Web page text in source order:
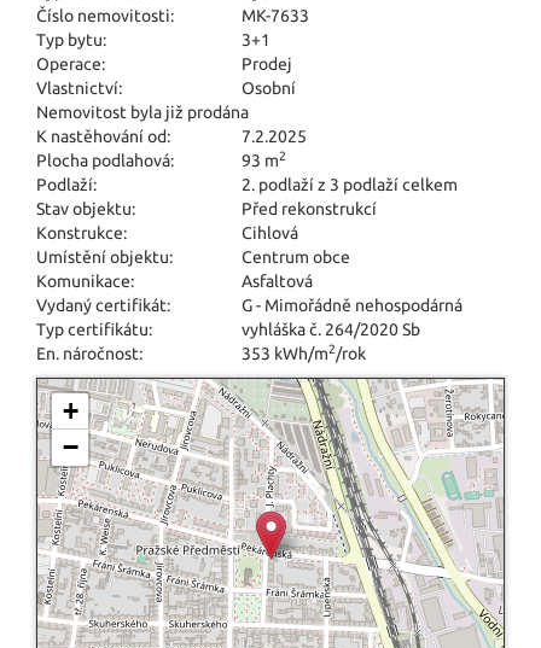
Číslo nemovitosti:
MK-7633
Typ bytu:
3+1
Operace:
Prodej
Vlastnictví:
Osobní
Nemovitost byla již prodána
K nastěhování od:
7.2.2025
Plocha podlahová:
93 m2
Podlaží:
2. podlaží z 3 podlaží celkem
Stav objektu:
Před rekonstrukcí
Konstrukce:
Cihlová
Umístění objektu:
Centrum obce
Komunikace:
Asfaltová
Vydaný certifikát:
G - Mimořádně nehospodárná
Typ certifikátu:
vyhláška č. 264/2020 Sb
En. náročnost:
353 kWh/m2/rok
+
−